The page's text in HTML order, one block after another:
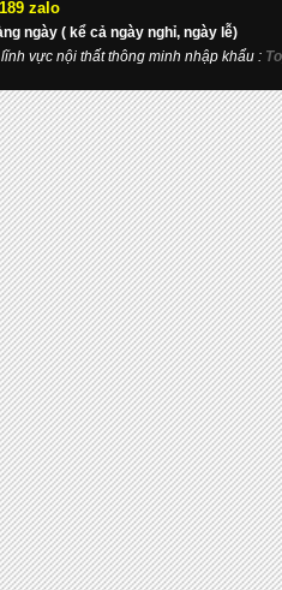
zalo
ngày ( kể cả ngày nghỉ, ngày lễ)
vực nội thất thông minh nhập khẩu :